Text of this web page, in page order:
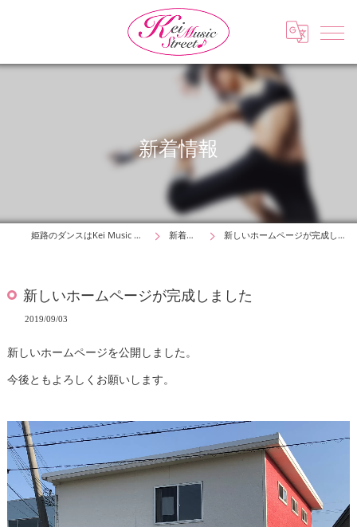
新着情報
姫路のダンスはKei Music Street 新着情報 新しいホームページが完成しました
新しいホームページが完成しました
2019/09/03
新しいホームページを公開しました。
今後ともよろしくお願いします。